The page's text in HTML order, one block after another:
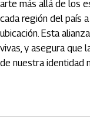
arte más allá de los
cada región del país
ubicación. Esta
vivas, y asegura que
de nuestra identidad